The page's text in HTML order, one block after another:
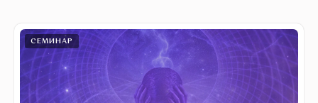
СЕМИНАР